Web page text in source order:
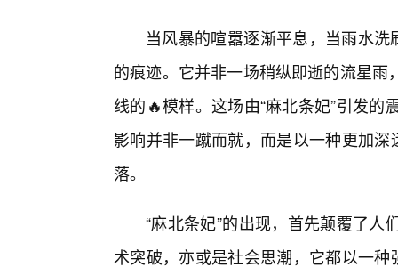
当风暴的喧嚣逐渐平息，当雨水
的痕迹。它并非一场稍纵即逝的流星
线的🔥模样。这场由“麻北条妃”引发
影响并非一蹴而就，而是以一种更加
落。
“麻北条妃”的出现，首先颠覆了
术突破，亦或是社会思潮，它都以一